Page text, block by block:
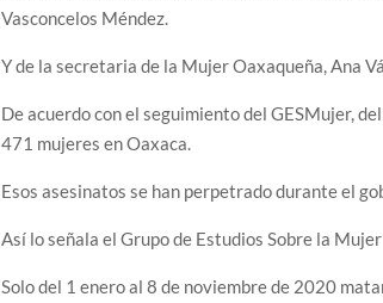
Vasconcelos Méndez.
Y de la secretaria de la Mujer Oaxaqueña, Ana
De acuerdo con el seguimiento del GESMujer,
471 mujeres en Oaxaca.
Esos asesinatos se han perpetrado durante el
Así lo señala el Grupo de Estudios Sobre la
Solo del 1 enero al 8 de noviembre de 2020